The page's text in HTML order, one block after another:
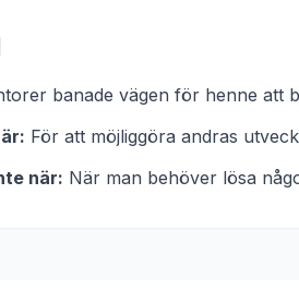
banade vägen för henne att
För att möjliggöra andras
när: När man behöver lösa